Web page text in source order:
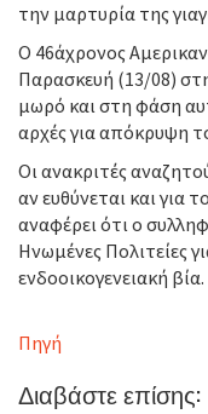
την μαρτυρία της
O 46άχρονος
Παρασκευή (13/08)
μωρό και στη φάση
αρχές για απόκρυψη
Οι ανακριτές
αν ευθύνεται και για
αναφέρει ότι ο
Ηνωμένες Πολιτείες
ενδοοικογενειακή βία.
Πηγή
Διαβάστε επίσης: